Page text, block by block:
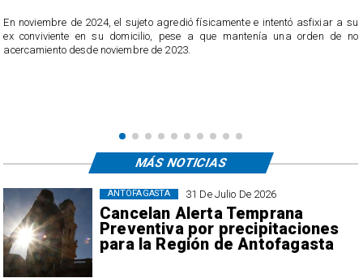
En noviembre de 2024, el sujeto agredió físicamente e intentó asfixiar a su
ex conviviente en su domicilio, pese a que mantenía una orden de no
acercamiento desde noviembre de 2023.
31 De Julio De 2026
Cancelan Alerta Temprana
Preventiva por precipitaciones
para la Región de Antofagasta
ANTOFAGASTA
MÁS NOTICIAS